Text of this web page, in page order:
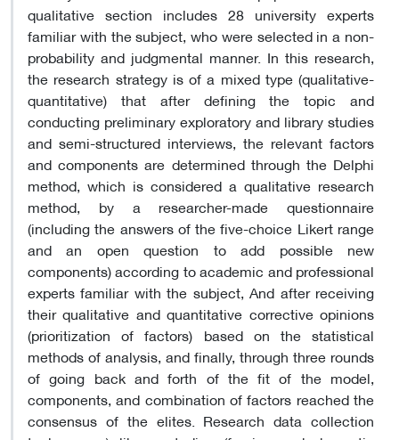
qualitative section includes 28 university experts
familiar with the subject, who were selected in a non-
probability and judgmental manner. In this research,
the research strategy is of a mixed type (qualitative-
quantitative) that after defining the topic and
conducting preliminary exploratory and library studies
and semi-structured interviews, the relevant factors
and components are determined through the Delphi
method, which is considered a qualitative research
method, by a researcher-made questionnaire
(including the answers of the five-choice Likert range
and an open question to add possible new
components) according to academic and professional
experts familiar with the subject, And after receiving
their qualitative and quantitative corrective opinions
(prioritization of factors) based on the statistical
methods of analysis, and finally, through three rounds
of going back and forth of the fit of the model,
components, and combination of factors reached the
consensus of the elites. Research data collection